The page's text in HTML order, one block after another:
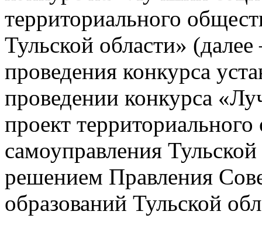
территориального
Тульской области»
проведения конкурса
проведении конкурса
проект
самоуправления
решением Правления
образований Тульской